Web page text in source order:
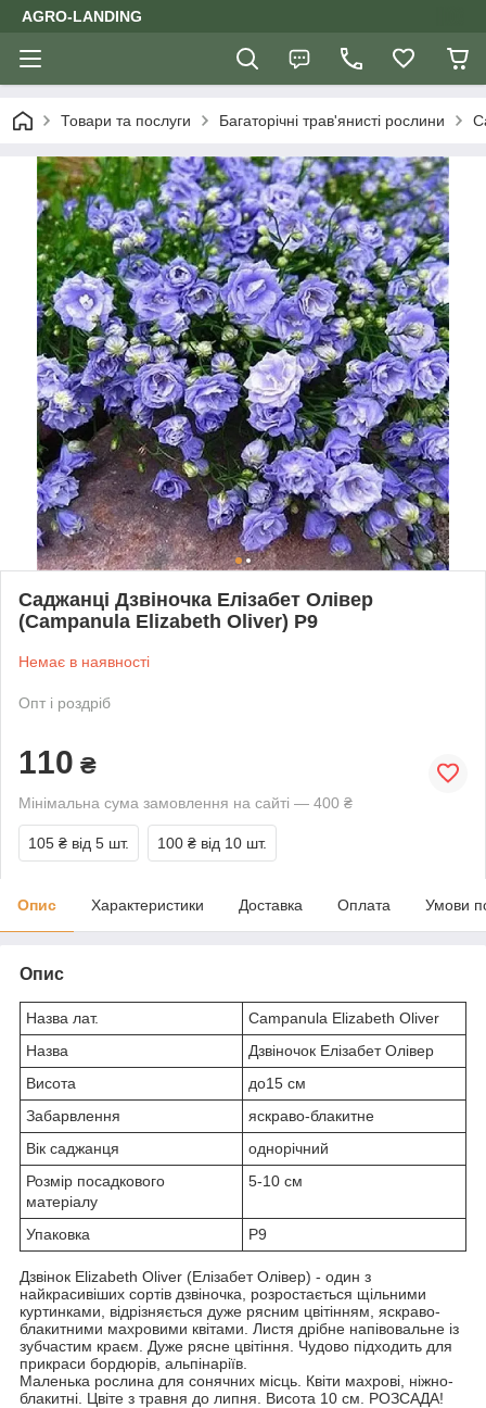
AGRO-LANDING
Товари та послуги Багаторічні трав'янисті рослини
Саджанці Дзвіночка Елізабет Олівер
(Сampanula Elizabeth Oliver) Р9
Немає в наявності
Опт і роздріб
110 ₴
Мінімальна сума замовлення на сайті — 400 ₴
105 ₴ від 5 шт. 100 ₴ від 10 шт.
Опис Характеристики Доставка Оплата Умови
Опис
Назва лат.
Сampanula Elizabeth Oliver
Назва
Дзвіночок Елізабет Олівер
Висота
до15 см
Забарвлення
яскраво-блакитне
Вік саджанця
однорічний
Розмір посадкового
матеріалу
5-10 см
Упаковка P9
Дзвінок Elizabeth Oliver (Елізабет Олівер) - один з
найкрасивіших сортів дзвіночка, розростається щільними
куртинками, відрізняється дуже рясним цвітінням, яскраво-
блакитними махровими квітами. Листя дрібне напівовальне із
зубчастим краєм. Дуже рясне цвітіння. Чудово підходить для
прикраси бордюрів, альпінаріїв.
Маленька рослина для сонячних місць. Квіти махрові, ніжно-
блакитні. Цвіте з травня до липня. Висота 10 см. РОЗСАДА!